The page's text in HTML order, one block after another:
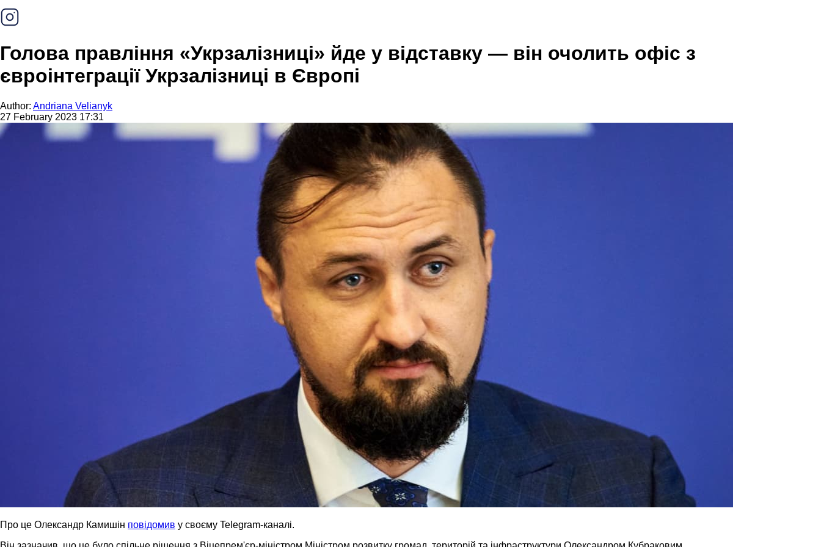
Голова правління «Укрзалізниці» йде у відставку — він очолить офіс з
євроінтеграції Укрзалізниці в Європі
Author: Andriana Velianyk
27 February 2023 17:31
Про це Олександр Камишін повідомив у своєму Telegram-каналі.